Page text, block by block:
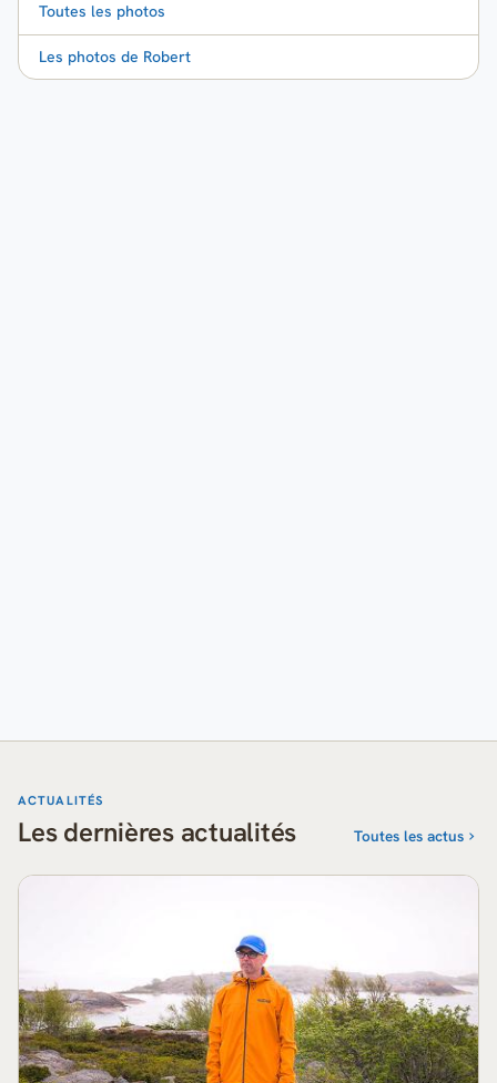
Toutes les photos
Les photos de Robert
ACTUALITÉS
Les dernières actualités Toutes les actus